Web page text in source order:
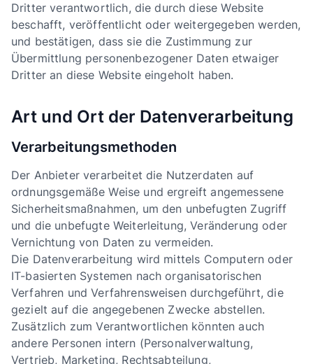
Dritter verantwortlich, die durch diese Website
beschafft, veröffentlicht oder weitergegeben werden,
und bestätigen, dass sie die Zustimmung zur
Übermittlung personenbezogener Daten etwaiger
Dritter an diese Website eingeholt haben.
Art und Ort der Datenverarbeitung
Verarbeitungsmethoden
Der Anbieter verarbeitet die Nutzerdaten auf
ordnungsgemäße Weise und ergreift angemessene
Sicherheitsmaßnahmen, um den unbefugten Zugriff
und die unbefugte Weiterleitung, Veränderung oder
Vernichtung von Daten zu vermeiden.
Die Datenverarbeitung wird mittels Computern oder
IT-basierten Systemen nach organisatorischen
Verfahren und Verfahrensweisen durchgeführt, die
gezielt auf die angegebenen Zwecke abstellen.
Zusätzlich zum Verantwortlichen könnten auch
andere Personen intern (Personalverwaltung,
Vertrieb, Marketing, Rechtsabteilung,